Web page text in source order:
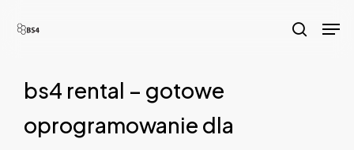
content
search
bs4 rental – gotowe
oprogramowanie dla